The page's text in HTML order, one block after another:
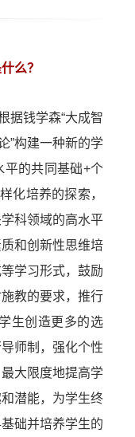
么？
据钱学森“大成智
”构建一种新的学
平的共同基础+个
化培养的探索，
科领域的高水平
和创新性思维培
学习形式，鼓励
教的要求，推行
生创造更多的选
师制，强化个性
大限度地提高学
潜能，为学生终
础并培养学生的